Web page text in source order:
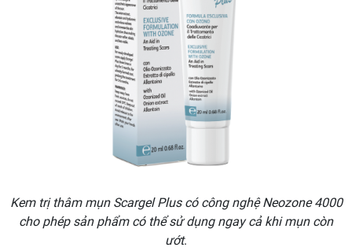
Kem trị thâm mụn Scargel Plus có công nghệ Neozone 4000
cho phép sản phẩm có thể sử dụng ngay cả khi mụn còn
ướt.